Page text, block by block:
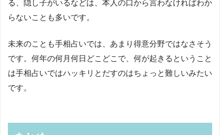
る、隠し子がいるなどは、本人の口から言わなければわか
らないことも多いです。
未来のことも手相占いでは、あまり得意分野ではなさそう
です。何年の何月何日どこどこで、何が起きるということ
は手相占いではハッキリとだすのはちょっと難しいみたい
です。